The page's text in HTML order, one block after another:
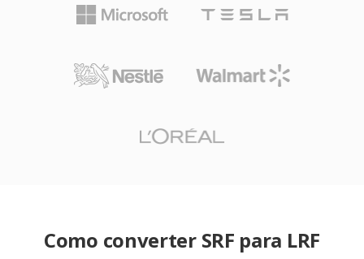
Como converter SRF para LRF